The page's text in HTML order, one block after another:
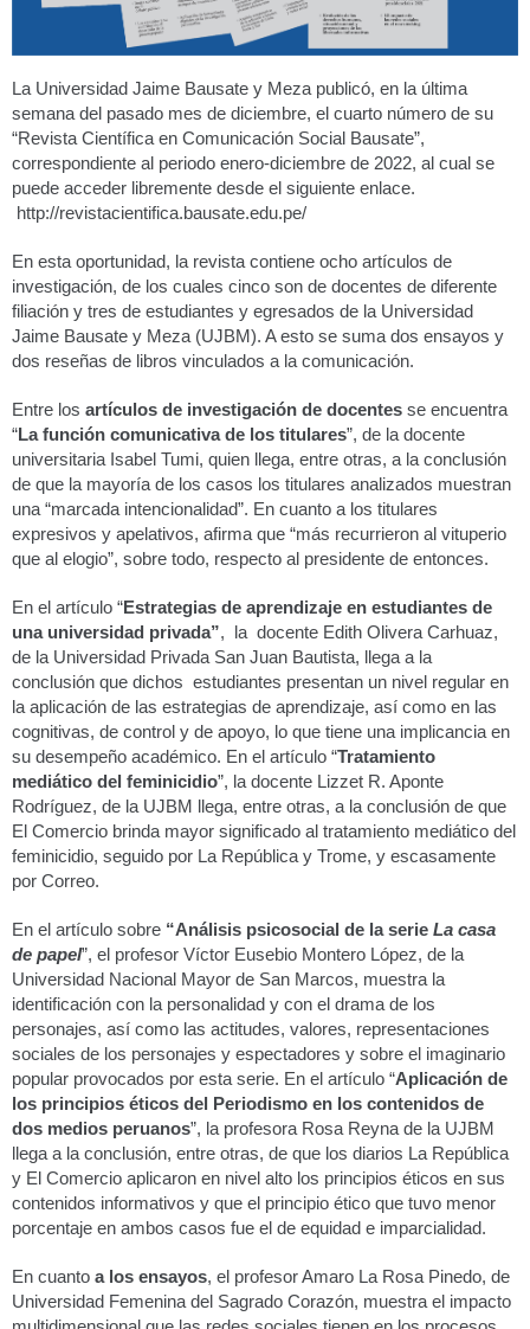
La Universidad Jaime Bausate y Meza publicó, en la última
semana del pasado mes de diciembre, el cuarto número de su
“Revista Científica en Comunicación Social Bausate”,
correspondiente al periodo enero-diciembre de 2022, al cual se
puede acceder libremente desde el siguiente enlace.
http://revistacientifica.bausate.edu.pe/
En esta oportunidad, la revista contiene ocho artículos de
investigación, de los cuales cinco son de docentes de diferente
filiación y tres de estudiantes y egresados de la Universidad
Jaime Bausate y Meza (UJBM). A esto se suma dos ensayos y
dos reseñas de libros vinculados a la comunicación.
Entre los artículos de investigación de docentes se encuentra
“La función comunicativa de los titulares”, de la docente
universitaria Isabel Tumi, quien llega, entre otras, a la conclusión
de que la mayoría de los casos los titulares analizados muestran
una “marcada intencionalidad”. En cuanto a los titulares
expresivos y apelativos, afirma que “más recurrieron al vituperio
que al elogio”, sobre todo, respecto al presidente de entonces.
En el artículo “Estrategias de aprendizaje en estudiantes de
una universidad privada”, la docente Edith Olivera Carhuaz,
de la Universidad Privada San Juan Bautista, llega a la
conclusión que dichos estudiantes presentan un nivel regular en
la aplicación de las estrategias de aprendizaje, así como en las
cognitivas, de control y de apoyo, lo que tiene una implicancia en
su desempeño académico. En el artículo “Tratamiento
mediático del feminicidio”, la docente Lizzet R. Aponte
Rodríguez, de la UJBM llega, entre otras, a la conclusión de que
El Comercio brinda mayor significado al tratamiento mediático del
feminicidio, seguido por La República y Trome, y escasamente
por Correo.
En el artículo sobre “Análisis psicosocial de la serie La casa
de papel”, el profesor Víctor Eusebio Montero López, de la
Universidad Nacional Mayor de San Marcos, muestra la
identificación con la personalidad y con el drama de los
personajes, así como las actitudes, valores, representaciones
sociales de los personajes y espectadores y sobre el imaginario
popular provocados por esta serie. En el artículo “Aplicación de
los principios éticos del Periodismo en los contenidos de
dos medios peruanos”, la profesora Rosa Reyna de la UJBM
llega a la conclusión, entre otras, de que los diarios La República
y El Comercio aplicaron en nivel alto los principios éticos en sus
contenidos informativos y que el principio ético que tuvo menor
porcentaje en ambos casos fue el de equidad e imparcialidad.
En cuanto a los ensayos, el profesor Amaro La Rosa Pinedo, de
Universidad Femenina del Sagrado Corazón, muestra el impacto